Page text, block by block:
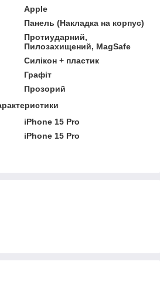
Apple
Панель (Накладка на корпус)
Протиударний,
Пилозахищений, MagSafe
Силікон + пластик
Графіт
Прозорий
iPhone 15 Pro
iPhone 15 Pro